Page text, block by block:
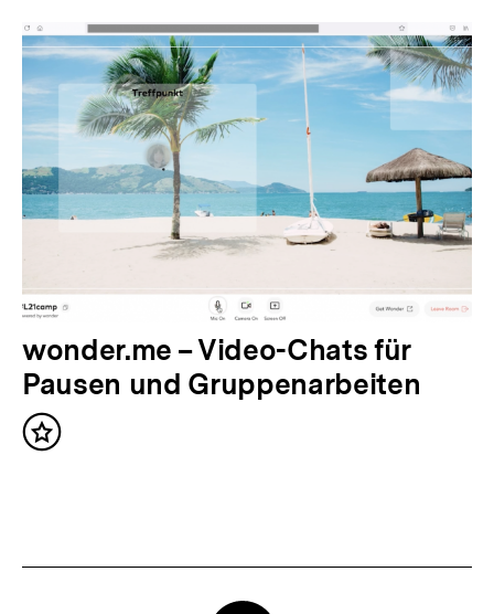
i
g
e
r
I
n
a
l
t
:
N
ä
c
h
wonder.me – Video-Chats für
Pausen und Gruppenarbeiten
Inhalt